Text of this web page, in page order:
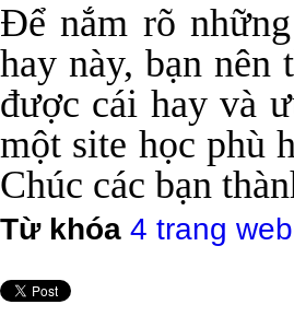
Để nắm rõ
hay này, bạn nên
được cái hay và
một site học phù
Chúc các bạn
Từ khóa 4 trang